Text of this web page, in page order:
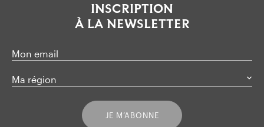
INSCRIPTION
À LA NEWSLETTER
Mon email
Ma région
JE M’ABONNE